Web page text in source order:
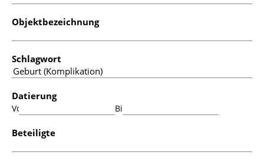
Objektbezeichnung
Schlagwort
Datierung
Von: Bis:
Beteiligte